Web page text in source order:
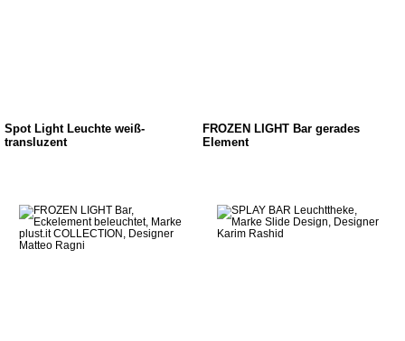
Spot Light Leuchte weiß-
transluzent
FROZEN LIGHT Bar gerades
Element